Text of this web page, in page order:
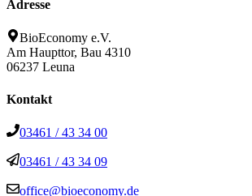
Adresse
BioEconomy e.V.
Am Haupttor, Bau 4310
06237 Leuna
Kontakt
03461 / 43 34 00
03461 / 43 34 09
office@bioeconomy.de